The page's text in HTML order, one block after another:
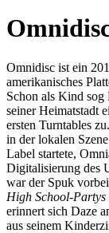
Omnidisc ist ein
amerikanisches
Schon als Kind sog
seiner Heimatstadt
ersten Turntables
in der lokalen
Label startete,
Digitalisierung des
war der Spuk
High School-Partys
erinnert sich Daze
aus seinem